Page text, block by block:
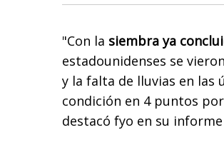
"Con la siembra ya
estadounidenses se
y la falta de lluvias en las
condición en 4 puntos
destacó fyo en su